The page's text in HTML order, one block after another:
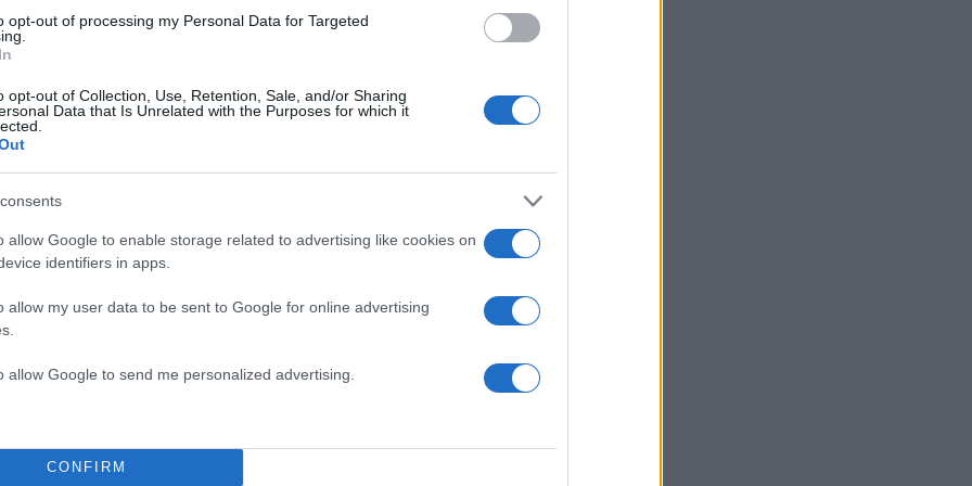
opt-out of processing my Personal Data for Targeted
opt-out of Collection, Use, Retention, Sale, and/or Sharing
Data that Is Unrelated with the Purposes for which it
allow Google to enable storage related to advertising like cookies on
identifiers in apps.
allow my user data to be sent to Google for online advertising
allow Google to send me personalized advertising.
CONFIRM
EUROKINISSI
αμφιβολία, οι
που έχουν εφαρμοστεί και
Δικαίου εδώ στην Ελλάδα σας έχουν βοηθήσει να
την οικονομία,
και πιστεύω, χωρίς αμφιβολία,
πλέον όλο και περισσότερο ότι η βεβαιότητα όσον αφορά
την εμπιστοσύνη των επενδυτών
, δημιουργεί ένα
εργασίας»,κατέληξε.